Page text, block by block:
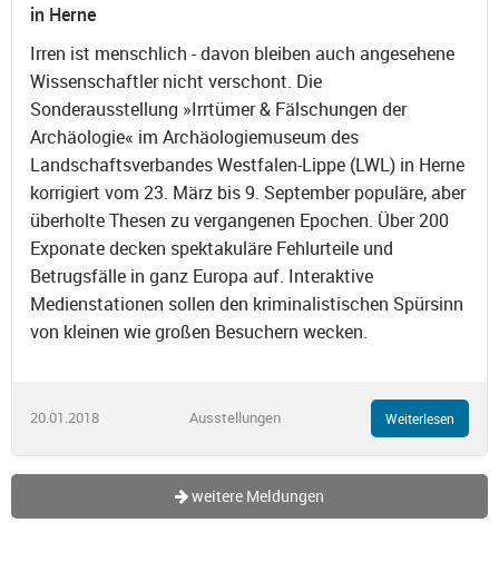
in Herne
Irren ist menschlich - davon bleiben auch angesehene
Wissenschaftler nicht verschont. Die
Sonderausstellung »Irrtümer & Fälschungen der
Archäologie« im Archäologiemuseum des
Landschaftsverbandes Westfalen-Lippe (LWL) in Herne
korrigiert vom 23. März bis 9. September populäre, aber
überholte Thesen zu vergangenen Epochen. Über 200
Exponate decken spektakuläre Fehlurteile und
Betrugsfälle in ganz Europa auf. Interaktive
Medienstationen sollen den kriminalistischen Spürsinn
von kleinen wie großen Besuchern wecken.
20.01.2018 Ausstellungen Weiterlesen
weitere Meldungen